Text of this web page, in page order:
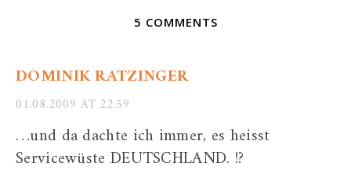
5 COMMENTS
DOMINIK RATZINGER
01.08.2009 AT 22:59
…und da dachte ich immer, es heisst
Servicewüste DEUTSCHLAND. !?